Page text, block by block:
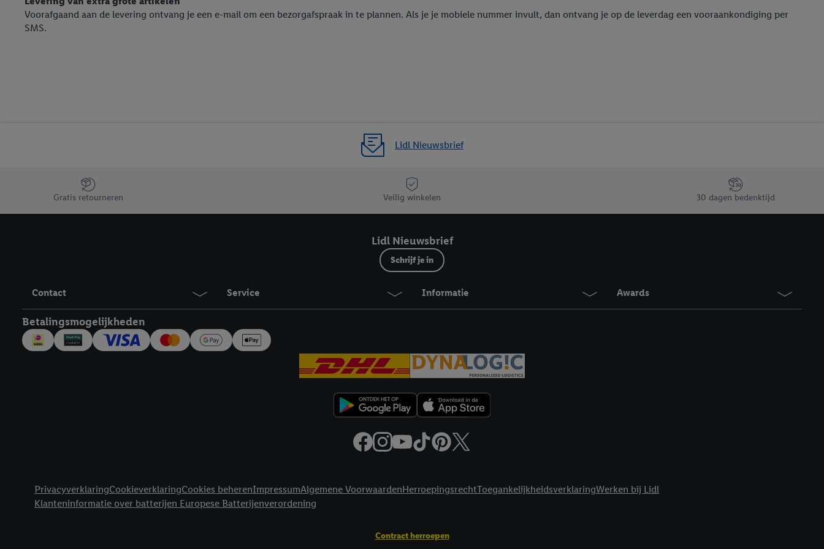
Voorafgaand aan de levering ontvang je een e-mail om een bezorgafspraak in te plannen. Als je je mobiele nummer invult, dan ontvang je op de leverdag een vooraankondiging per
SMS.
Lidl Nieuwsbrief
Jouw voordelen bij ons als Lidl webshop klant
Gratis retourneren Veilig winkelen 30 dagen bedenktijd
Lidl Nieuwsbrief
Schrijf je in
Contact Service Informatie Awards
Betalingsmogelijkheden
PrivacyverklaringCookieverklaringCookies beherenImpressumAlgemene VoorwaardenHerroepingsrechtToegankelijkheidsverklaringWerken bij Lidl
Klanteninformatie over batterijen Europese Batterijenverordening
Contract herroepen
trekken, vind je in onze privacyverklaring. Je vindt de impressum voor de Lidl website hier.Klikhiervoor meer informatie